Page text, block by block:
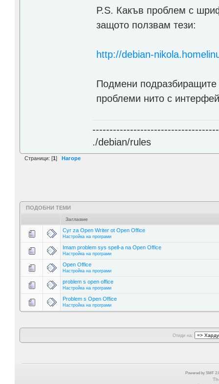
P.S. Какъв проблем с
защото ползвам тези:
http://debian-
Подмени
проблеми нито с
./debian/rules
Страници: [1] Нагоре
ПОДОБНИ ТЕМИ
Заглавие
Cyr za Open Writer ot Open Office
Настройка на програми
Imam problem sys spell-a na Open Office
Настройка на програми
Open Office
Настройка на програми
problem s open office
Настройка на програми
Problem s Open Office
Настройка на програми
Отиди на:
Powered by SMF